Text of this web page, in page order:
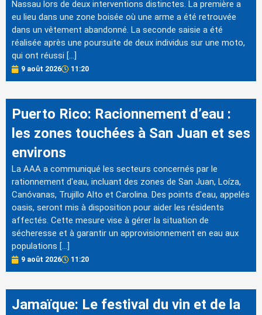
Nassau lors de deux interventions distinctes. La première a
eu lieu dans une zone boisée où une arme a été retrouvée
dans un vêtement abandonné. La seconde saisie a été
réalisée après une poursuite de deux individus sur une moto,
qui ont réussi […]
9 août 2026 11:20
Puerto Rico: Racionnement d’eau :
les zones touchées à San Juan et ses
environs
La AAA a communiqué les secteurs concernés par le
rationnement d'eau, incluant des zones de San Juan, Loíza,
Canóvanas, Trujillo Alto et Carolina. Des points d'eau, appelés
oasis, seront mis à disposition pour aider les résidents
affectés. Cette mesure vise à gérer la situation de
sécheresse et à garantir un approvisionnement en eau aux
populations […]
9 août 2026 11:20
Jamaïque: Le festival du vin et de la